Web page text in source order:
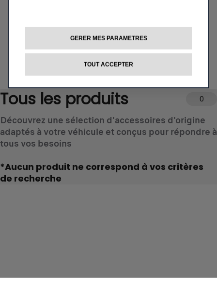
Par N° d'immatriculation*
IDENTIFIEZ VOTRE VÉHICULE
Tous les produits 0
Découvrez une sélection d'accessoires d'origine
adaptés à votre véhicule et conçus pour répondre à
tous vos besoins
*Aucun produit ne correspond à vos critères
de recherche
GERER MES PARAMETRES
TOUT ACCEPTER